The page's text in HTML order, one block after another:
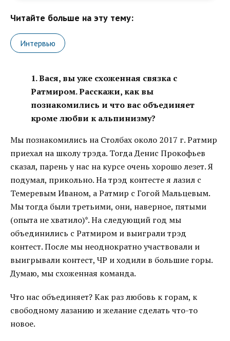
Читайте больше на эту тему:
Интервью
1. Вася, вы уже схоженная связка с
Ратмиром. Расскажи, как вы
познакомились и что вас объединяет
кроме любви к альпинизму?
Мы познакомились на Столбах около 2017 г. Ратмир
приехал на школу трэда. Тогда Денис Прокофьев
сказал, парень у нас на курсе очень хорошо лезет. Я
подумал, прикольно. На трэд контесте я лазил с
Темеревым Иваном, а Ратмир с Гогой Мальцевым.
Мы тогда были третьими, они, наверное, пятыми
(опыта не хватило)*. На следующий год мы
объединились с Ратмиром и выиграли трэд
контест. После мы неоднократно участвовали и
выигрывали контест, ЧР и ходили в большие горы.
Думаю, мы схоженная команда.
Что нас объединяет? Как раз любовь к горам, к
свободному лазанию и желание сделать что-то
новое.